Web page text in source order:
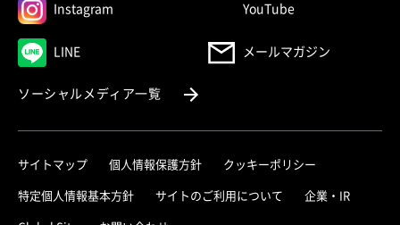
Instagram （別ウィンドウで開く）YouTube（別ウィンドウで
LINE（別ウィンドウで開く） メールマガジン
ソーシャルメディア一覧（別ウィンドウで開く）
サイトマップ 個人情報保護方針 クッキーポリシー
特定個人情報基本方針 サイトのご利用について 企業・IR（別ウィ